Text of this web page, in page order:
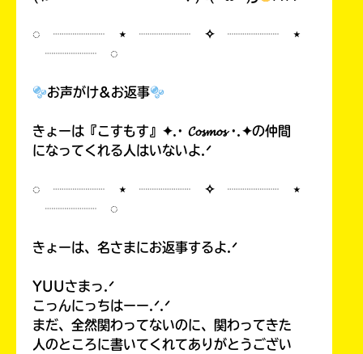
◌ ┈┈┈┈ ⋆ ┈┈┈┈ ✧ ┈┈┈┈ ⋆
┈┈┈┈ ◌
お声がけ&お返事
きょーは『こすもす』✦.· 𝓒𝓸𝓼𝓶𝓸𝓼 ·.✦の仲間
になってくれる人はいないよ.ᐟ
◌ ┈┈┈┈ ⋆ ┈┈┈┈ ✧ ┈┈┈┈ ⋆
┈┈┈┈ ◌
きょーは、名さまにお返事するよ.ᐟ
YUUさまっ.ᐟ
こっんにっちはーー.ᐟ.ᐟ
まだ、全然関わってないのに、関わってきた
人のところに書いてくれてありがとうござい